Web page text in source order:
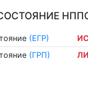
(ЕГР)
(ГРП)